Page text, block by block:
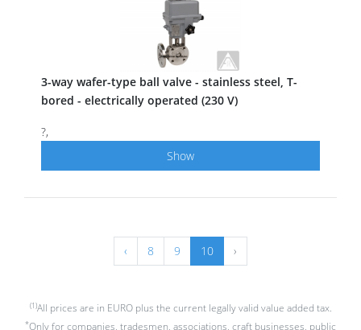
3-way wafer-type ball valve - stainless steel, T-
bored - electrically operated (230 V)
?,
Show
‹ 8 9 10 ›
(1)All prices are in EURO plus the current legally valid value added tax.
*Only for companies, tradesmen, associations, craft businesses, public